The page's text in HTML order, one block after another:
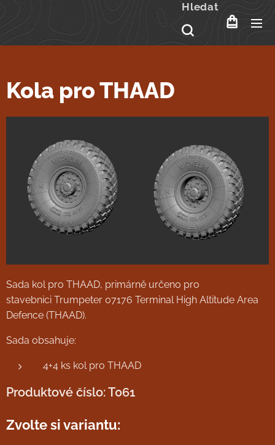
Hledat
Kola pro THAAD
Sada kol pro THAAD, primárně určeno pro
stavebnici Trumpeter 07176 Terminal High Altitude Area
Defence (THAAD).
Sada obsahuje:
4+4 ks kol pro THAAD
Produktové číslo: T061
Zvolte si variantu: